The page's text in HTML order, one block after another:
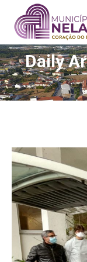
Daily